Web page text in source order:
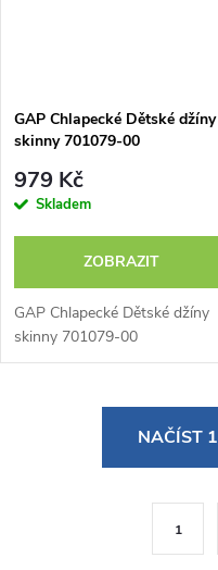
GAP Chlapecké Dětské džíny
skinny 701079-00
979 Kč
Skladem
ZOBRAZIT
GAP Chlapecké Dětské džíny
skinny 701079-00
NAČÍST
1